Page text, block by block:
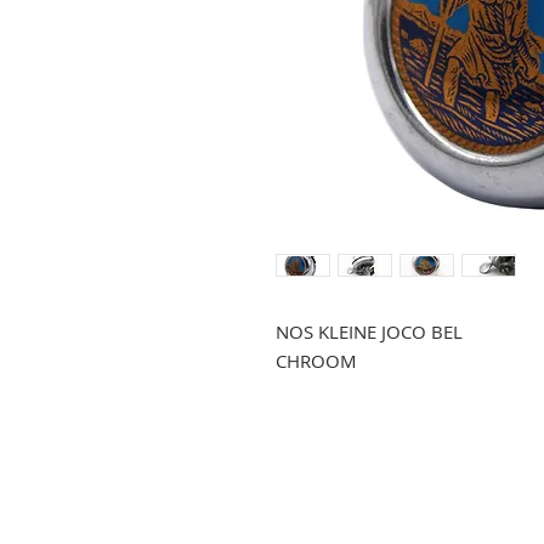
NOS KLEINE JOCO BEL
CHROOM